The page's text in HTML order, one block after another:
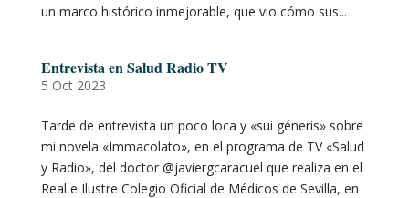
un marco histórico inmejorable, que vio cómo sus...
Entrevista en Salud Radio TV
5 Oct 2023
Tarde de entrevista un poco loca y «sui géneris» sobre
mi novela «Immacolato», en el programa de TV «Salud
y Radio», del doctor @javiergcaracuel que realiza en el
Real e Ilustre Colegio Oficial de Médicos de Sevilla, en